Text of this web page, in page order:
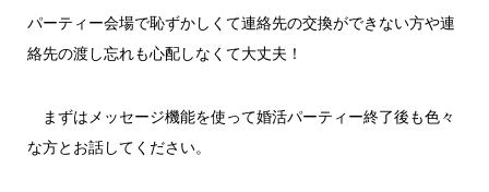
パーティー会場で恥ずかしくて連絡先の交換ができない方や連
絡先の渡し忘れも心配しなくて大丈夫！
まずはメッセージ機能を使って婚活パーティー終了後も色々
な方とお話してください。